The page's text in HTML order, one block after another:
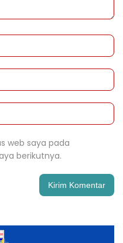
web saya pada
berikutnya.